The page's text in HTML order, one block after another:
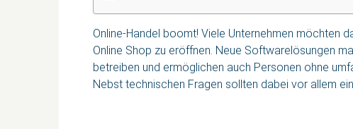
Online-Handel boomt! Viele Unternehmen möchten
Online Shop zu eröffnen. Neue Softwarelösungen
betreiben und ermöglichen auch Personen ohne
Nebst technischen Fragen sollten dabei vor allem